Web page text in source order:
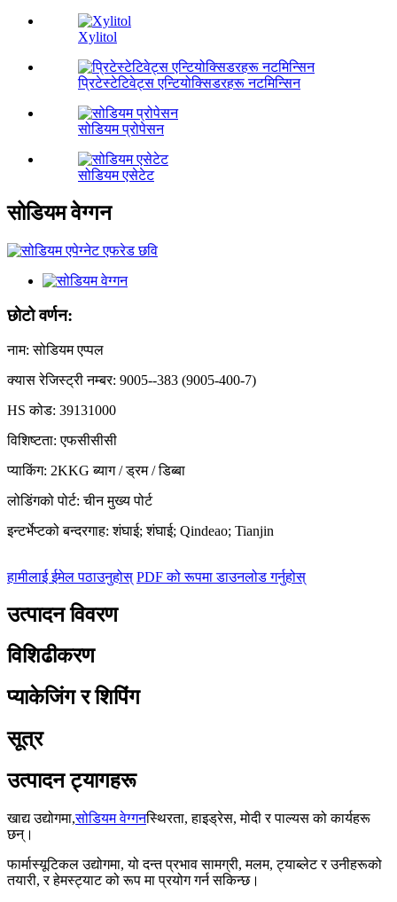
Xylitol
प्रिटेस्टेटिवेट्स एन्टियोक्सिडरहरू नटमिन्सिन
सोडियम प्रोपेसन
सोडियम एसेटेट
सोडियम वेग्गन
छोटो वर्णन:
नाम: सोडियम एप्पल
क्यास रेजिस्ट्री नम्बर: 9005--383 (9005-400-7)
HS कोड: 39131000
विशिष्टता: एफसीसीसी
प्याकिंग: 2KKG ब्याग / ड्रम / डिब्बा
लोडिंगको पोर्ट: चीन मुख्य पोर्ट
इन्टर्भेप्टको बन्दरगाह: शंघाई; शंघाई; Qindeao; Tianjin
हामीलाई ईमेल पठाउनुहोस् PDF को रूपमा डाउनलोड गर्नुहोस्
उत्पादन विवरण
विशिढीकरण
प्याकेजिंग र शिपिंग
सूत्र
उत्पादन ट्यागहरू
खाद्य उद्योगमा,सोडियम वेग्गनस्थिरता, हाइड्रेस, मोदी र पाल्यस को कार्यहरू
छन्।
फार्मास्यूटिकल उद्योगमा, यो दन्त प्रभाव सामग्री, मलम, ट्याब्लेट र उनीहरूको
तयारी, र हेमस्ट्याट को रूप मा प्रयोग गर्न सकिन्छ।